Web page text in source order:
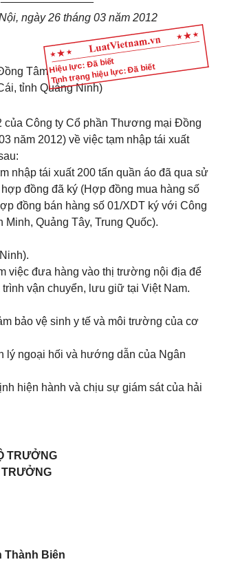
Hiệu lực: Đã biết
Tình trạng hiệu lực: Đã biết
ngày 26 tháng 03 năm 2012
Tâm
tỉnh Quảng Ninh)
của Công ty Cổ phần Thương mại Đồng
năm 2012) về việc tạm nhập tái xuất
nhập tái xuất 200 tấn quần áo đã qua sử
đồng đã ký (Hợp đồng mua hàng số
đồng bán hàng số 01/XDT ký với Công
Quảng Tây, Trung Quốc).
việc đưa hàng vào thị trường nội địa để
vận chuyển, lưu giữ tại Việt Nam.
bảo vệ sinh y tế và môi trường của cơ
lý ngoại hối và hướng dẫn của Ngân
hiện hành và chịu sự giám sát của hải
TRƯỞNG
Thành Biên